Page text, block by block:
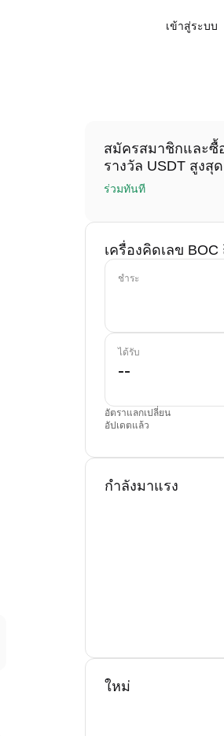
เข้าสู่ระบบ
สมัครสมาชิกและซื้
รางวัล USDT สูงสุ
ร่วมทันที
เครื่องคิดเลข BOC
ชำระ
ได้รับ
อัตราแลกเปลี่ยน
อัปเดตแล้ว
กำลังมาแรง
ใหม่